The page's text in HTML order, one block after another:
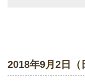
2018年9月2日（